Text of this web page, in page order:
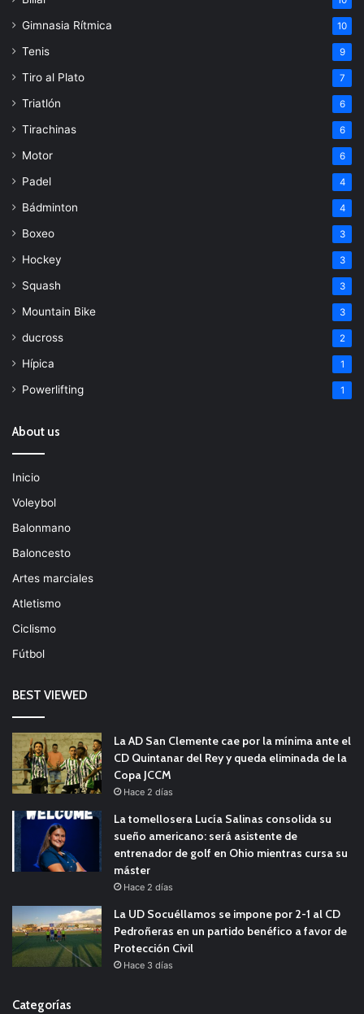
Gimnasia Rítmica 10
Tenis 9
Tiro al Plato 7
Triatlón 6
Tirachinas 6
Motor 6
Padel 4
Bádminton 4
Boxeo 3
Hockey 3
Squash 3
Mountain Bike 3
ducross 2
Hípica 1
Powerlifting 1
About us
Inicio
Voleybol
Balonmano
Baloncesto
Artes marciales
Atletismo
Ciclismo
Fútbol
BEST VIEWED
La AD San Clemente cae por la mínima ante el
CD Quintanar del Rey y queda eliminada de la
Copa JCCM
Hace 2 días
La tomellosera Lucía Salinas consolida su
sueño americano: será asistente de
entrenador de golf en Ohio mientras cursa su
máster
Hace 2 días
La UD Socuéllamos se impone por 2-1 al CD
Pedroñeras en un partido benéfico a favor de
Protección Civil
Hace 3 días
Categorías